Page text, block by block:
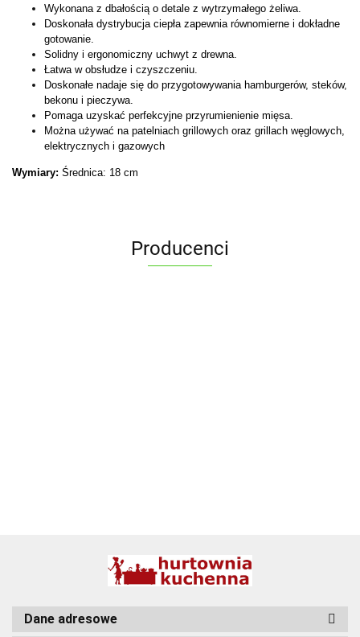
Wykonana z dbałością o detale z wytrzymałego żeliwa.
Doskonała dystrybucja ciepła zapewnia równomierne i dokładne
gotowanie.
Solidny i ergonomiczny uchwyt z drewna.
Łatwa w obsłudze i czyszczeniu.
Doskonałe nadaje się do przygotowywania hamburgerów, steków,
bekonu i pieczywa.
Pomaga uzyskać perfekcyjne przyrumienienie mięsa.
Można używać na patelniach grillowych oraz grillach węglowych,
elektrycznych i gazowych
Wymiary: Średnica: 18 cm
Producenci
Dane adresowe